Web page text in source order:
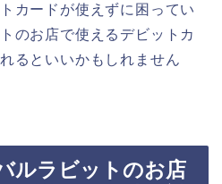
カードが使えずに困ってい
のお店で使えるデビットカ
るといいかもしれません
ルラビットのお店